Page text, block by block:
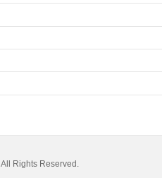
All Rights Reserved.